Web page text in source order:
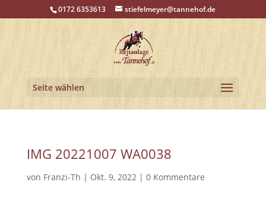
0172 6353613 stiefelmeyer@tannehof.de
Seite wählen
IMG 20221007 WA0038
von Franzi-Th | Okt. 9, 2022| 0 Kommentare